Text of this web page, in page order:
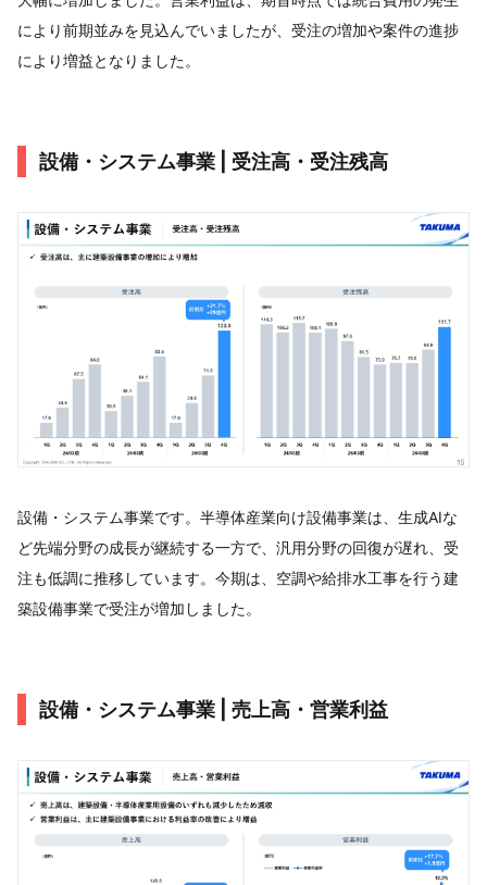
により前期並みを見込んでいましたが、受注の増加や案件の進捗
により増益となりました。
設備・システム事業 | 受注高・受注残高
設備・システム事業です。半導体産業向け設備事業は、生成AIな
ど先端分野の成長が継続する一方で、汎用分野の回復が遅れ、受
注も低調に推移しています。今期は、空調や給排水工事を行う建
築設備事業で受注が増加しました。
設備・システム事業 | 売上高・営業利益